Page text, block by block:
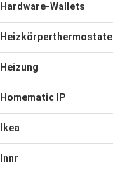
Hardware-Wallets
Heizkörperthermostate
Heizung
Homematic IP
Ikea
Innr